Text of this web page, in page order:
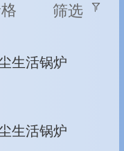
筛选
生活锅炉
生活锅炉